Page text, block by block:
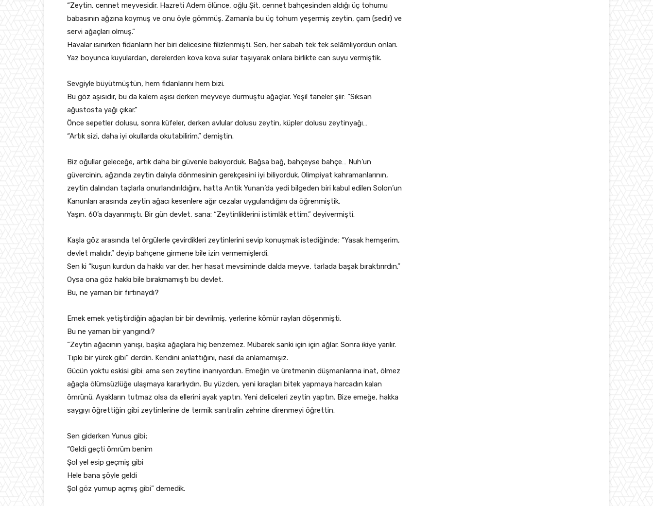
“Zeytin, cennet meyvesidir. Hazreti Adem ölünce, oğlu Şit, cennet bahçesinden aldığı üç tohumu
babasının ağzına koymuş ve onu öyle gömmüş. Zamanla bu üç tohum yeşermiş zeytin, çam (sedir) ve
servi ağaçları olmuş.”
Havalar ısınırken fidanların her biri delicesine filizlenmişti. Sen, her sabah tek tek selâmlıyordun onları.
Yaz boyunca kuyulardan, derelerden kova kova sular taşıyarak onlara birlikte can suyu vermiştik.
Sevgiyle büyütmüştün, hem fidanlarını hem bizi.
Bu göz aşısıdır, bu da kalem aşısı derken meyveye durmuştu ağaçlar. Yeşil taneler şiir: “Sıksan
ağustosta yağı çıkar.”
Önce sepetler dolusu, sonra küfeler, derken avlular dolusu zeytin, küpler dolusu zeytinyağı…
“Artık sizi, daha iyi okullarda okutabilirim.” demiştin.
Biz oğullar geleceğe, artık daha bir güvenle bakıyorduk. Bağsa bağ, bahçeyse bahçe… Nuh’un
güvercinin, ağzında zeytin dalıyla dönmesinin gerekçesini iyi biliyorduk. Olimpiyat kahramanlarının,
zeytin dalından taçlarla onurlandırıldığını, hatta Antik Yunan’da yedi bilgeden biri kabul edilen Solon’un
Kanunları arasında zeytin ağacı kesenlere ağır cezalar uygulandığını da öğrenmiştik.
Yaşın, 60’a dayanmıştı. Bir gün devlet, sana: “Zeytinliklerini istimlâk ettim.” deyivermişti.
Kaşla göz arasında tel örgülerle çevirdikleri zeytinlerini sevip konuşmak istediğinde; “Yasak hemşerim,
devlet malıdır.” deyip bahçene girmene bile izin vermemişlerdi.
Sen ki “kuşun kurdun da hakkı var der, her hasat mevsiminde dalda meyve, tarlada başak bıraktırırdın.”
Oysa ona göz hakkı bile bırakmamıştı bu devlet.
Bu, ne yaman bir fırtınaydı?
Emek emek yetiştirdiğin ağaçları bir bir devrilmiş, yerlerine kömür rayları döşenmişti.
Bu ne yaman bir yangındı?
“Zeytin ağacının yanışı, başka ağaçlara hiç benzemez. Mübarek sanki için için ağlar. Sonra ikiye yarılır.
Tıpkı bir yürek gibi” derdin. Kendini anlattığını, nasıl da anlamamışız.
Gücün yoktu eskisi gibi: ama sen zeytine inanıyordun. Emeğin ve üretmenin düşmanlarına inat, ölmez
ağaçla ölümsüzlüğe ulaşmaya kararlıydın. Bu yüzden, yeni kıraçları bitek yapmaya harcadın kalan
ömrünü. Ayakların tutmaz olsa da ellerini ayak yaptın. Yeni deliceleri zeytin yaptın. Bize emeğe, hakka
saygıyı öğrettiğin gibi zeytinlerine de termik santralin zehrine direnmeyi öğrettin.
Sen giderken Yunus gibi;
“Geldi geçti ömrüm benim
Şol yel esip geçmiş gibi
Hele bana şöyle geldi
Şol göz yumup açmış gibi” demedik.